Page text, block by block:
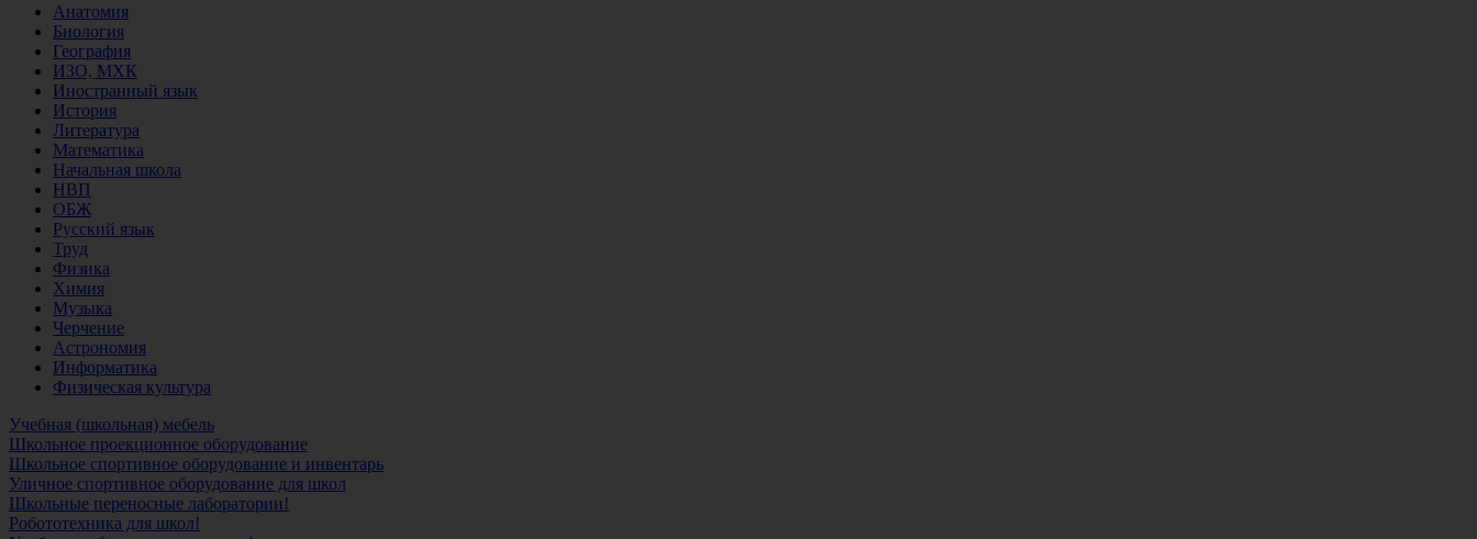
Анатомия
Биология
География
ИЗО, МХК
Иностранный язык
История
Литература
Математика
Начальная школа
НВП
ОБЖ
Русский язык
Труд
Физика
Химия
Музыка
Черчение
Астрономия
Информатика
Физическая культура
Учебная (школьная) мебель
Школьное проекционное оборудование
Школьное спортивное оборудование и инвентарь
Уличное спортивное оборудование для школ
Школьные переносные лаборатории!
Робототехника для школ!